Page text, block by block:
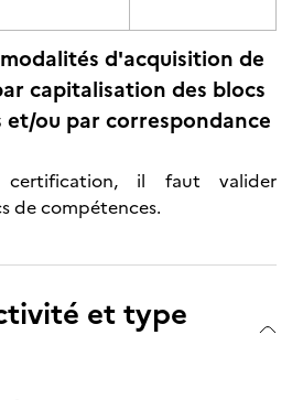
d'acquisition de
capitalisation des blocs
et/ou par correspondance
il faut valider
de compétences.
et type